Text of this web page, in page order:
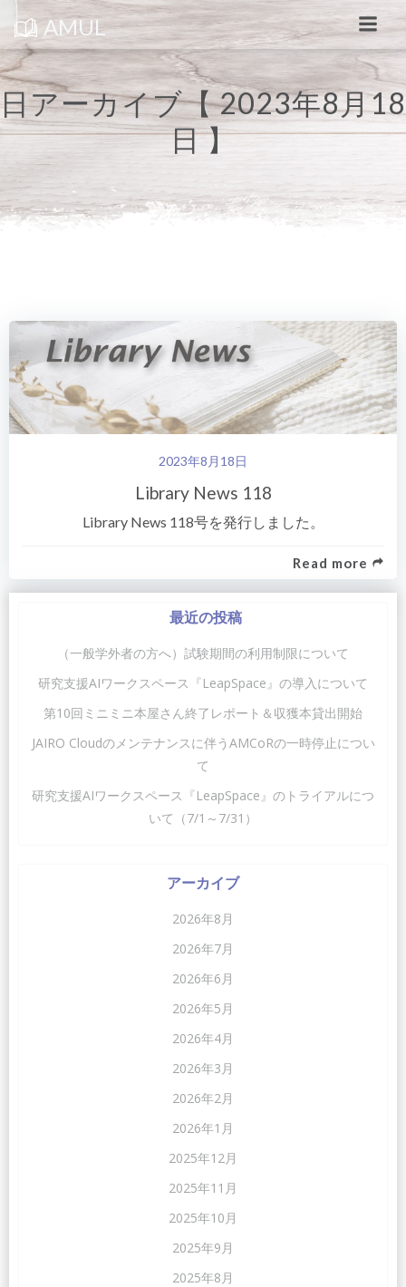
コ
ン
テ
ン
ツ
へ
ス
キ
ッ
プ
AMUL
日アーカイブ【 2023年8月18
日 】
2023年8月18日
Library News 118
Library News 118号を発行しました。
Read more
最近の投稿
（一般学外者の方へ）試験期間の利用制限について
研究支援AIワークスペース『LeapSpace』の導入について
第10回ミニミニ本屋さん終了レポート＆収獲本貸出開始
JAIRO Cloudのメンテナンスに伴うAMCoRの一時停止につい
て
研究支援AIワークスペース『LeapSpace』のトライアルにつ
いて（7/1～7/31）
アーカイブ
2026年8月
2026年7月
2026年6月
2026年5月
2026年4月
2026年3月
2026年2月
2026年1月
2025年12月
2025年11月
2025年10月
2025年9月
2025年8月